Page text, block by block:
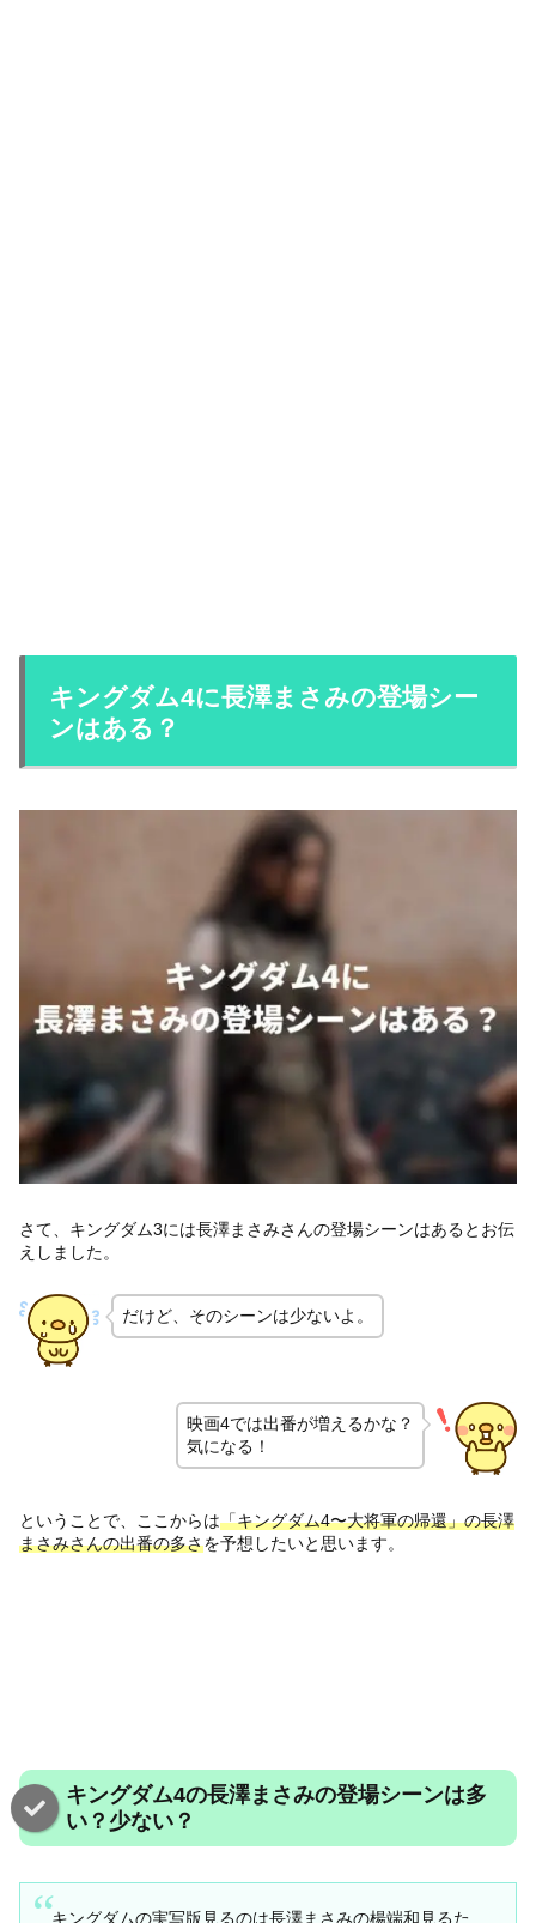
キングダム4に長澤まさみの登場シー
ンはある？
さて、キングダム3には長澤まさみさんの登場シーンはあるとお伝
えしました。
だけど、そのシーンは少ないよ。
映画4では出番が増えるかな？
気になる！
ということで、ここからは「キングダム4〜大将軍の帰還」の長澤
まさみさんの出番の多さを予想したいと思います。
キングダム4の長澤まさみの登場シーンは多
い？少ない？
キングダムの実写版見るのは長澤まさみの楊端和見るた